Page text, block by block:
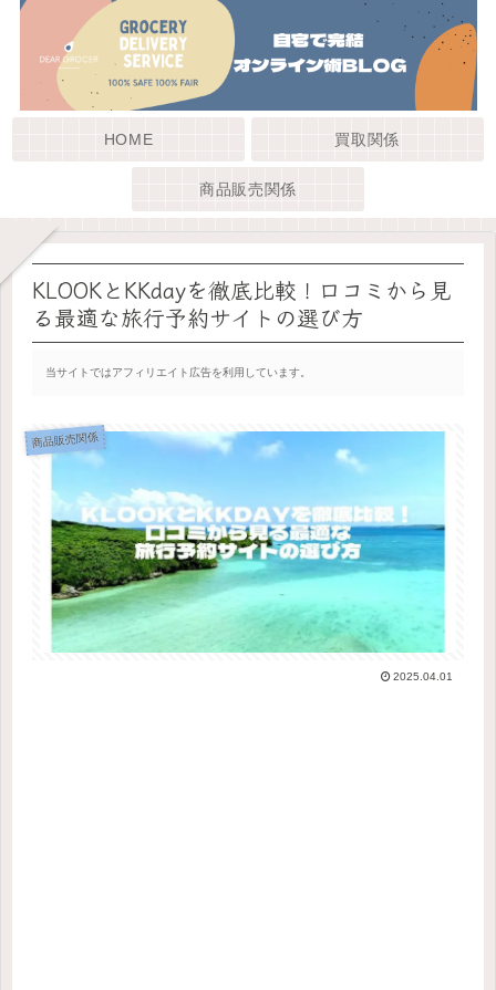
HOME 買取関係
商品販売関係
KLOOKとKKdayを徹底比較！口コミから見
る最適な旅行予約サイトの選び方
当サイトではアフィリエイト広告を利用しています。
商品販売関係
2025.04.01